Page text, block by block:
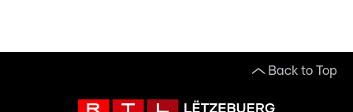
Back to Top